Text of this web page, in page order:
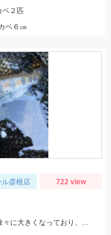
ベ２匹
ベ６㎝
ル彦根店 722 view
先週末の雨で活性が上がっていた印象！魚も徐々に大きくなっており、まだまだ楽しめそうですよ♪